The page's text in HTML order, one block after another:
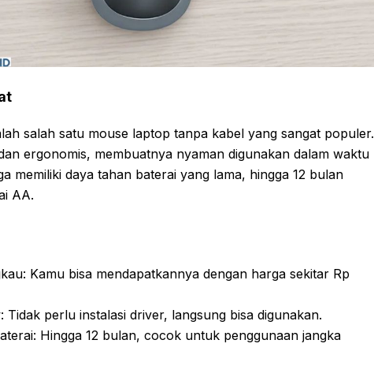
salah satu mouse laptop tanpa kabel yang sangat populer.
ergonomis, membuatnya nyaman digunakan dalam waktu
memiliki daya tahan baterai yang lama, hingga 12 bulan
AA.
Kamu bisa mendapatkannya dengan harga sekitar Rp
Tidak perlu instalasi driver, langsung bisa digunakan.
Hingga 12 bulan, cocok untuk penggunaan jangka